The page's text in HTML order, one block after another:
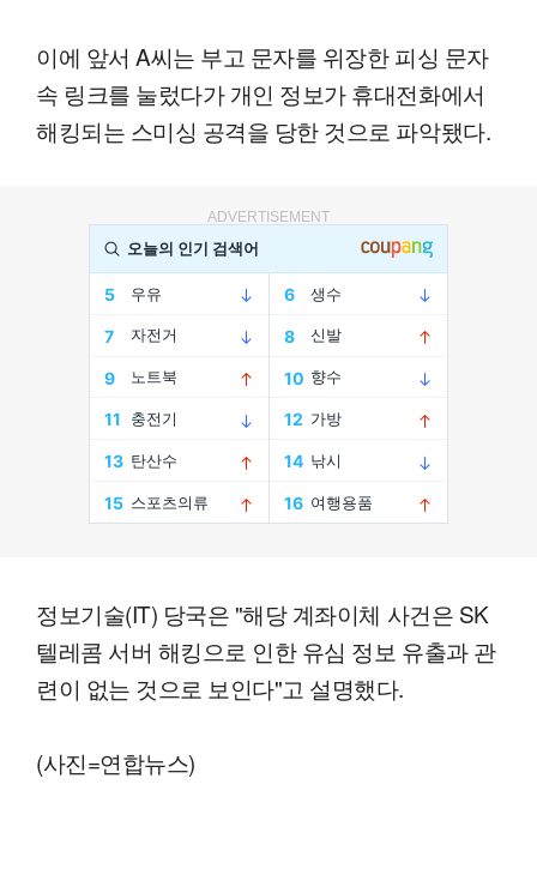
이에 앞서 A씨는 부고 문자를 위장한 피싱 문자
속 링크를 눌렀다가 개인 정보가 휴대전화에서
해킹되는 스미싱 공격을 당한 것으로 파악됐다.
ADVERTISEMENT
정보기술(IT) 당국은 "해당 계좌이체 사건은 SK
텔레콤 서버 해킹으로 인한 유심 정보 유출과 관
련이 없는 것으로 보인다"고 설명했다.
(사진=연합뉴스)